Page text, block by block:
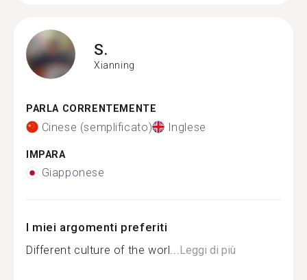
S.
Xianning
PARLA CORRENTEMENTE
Cinese (semplificato) Inglese
IMPARA
Giapponese
I miei argomenti preferiti
Different culture of the worl...Leggi di più